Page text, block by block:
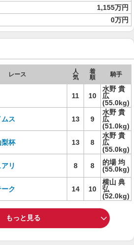
1,155万円
0万円
レース
人
気
着
順
騎手
11 10
水野 貴
広
(55.0kg)
ス 13 9
水野 貴
広
(51.0kg)
梨杯 13 8
水野 貴
広
(55.0kg)
リ 8 8
的場 均
(55.0kg)
ク 14 10
横山 典
弘
(52.0kg)
もっと見る